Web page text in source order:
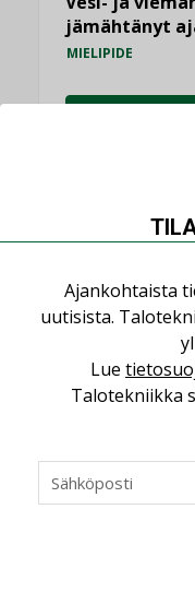
jämähtänyt
MIELIPIDE
Consti
Refair
Granlund Oy
NIMITYKSET
Ajankohtaista
uutisista.
Lue
Talotekniikka